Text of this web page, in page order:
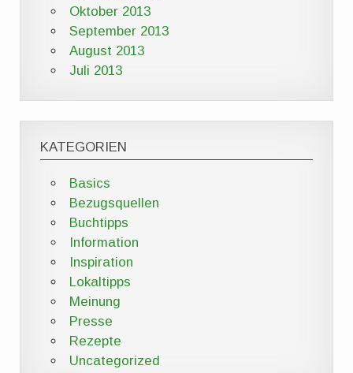
Oktober 2013
September 2013
August 2013
Juli 2013
KATEGORIEN
Basics
Bezugsquellen
Buchtipps
Information
Inspiration
Lokaltipps
Meinung
Presse
Rezepte
Uncategorized